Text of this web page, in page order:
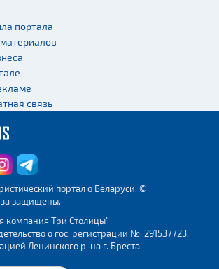
портала
связь
портал о Беларуси. ©
защищены.
компания Три Столицы"
о гос. регистрации № 291537723,
Ленинского р-на г. Бреста.